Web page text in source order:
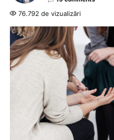
76.792 de vizualizări